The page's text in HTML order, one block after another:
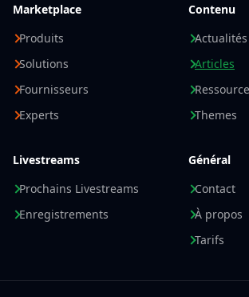
Marketplace
Produits
Solutions
Fournisseurs
Experts
Contenu
Actualités
Articles
Themes
Livestreams
Prochains Livestreams
Enregistrements
Général
Contact
À propos
Tarifs